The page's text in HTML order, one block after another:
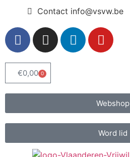
Contact info@vsvw.be
€0,00 0
Webshop
Word lid